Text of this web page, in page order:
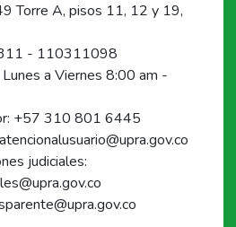
Torre A, pisos 11, 12 y 19,
- 110311098
a Viernes 8:00 am -
+57 310 801 6445
judiciales: